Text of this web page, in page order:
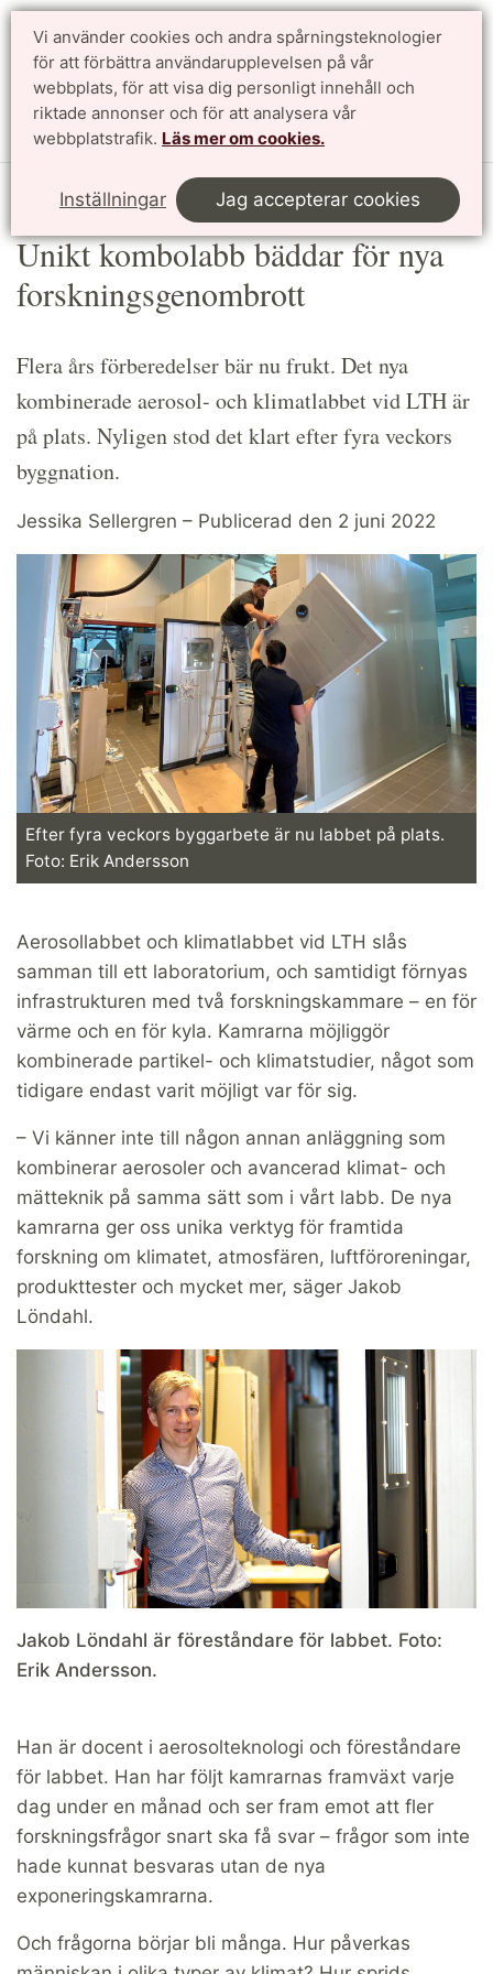
Vi använder cookies och andra spårningsteknologier
för att förbättra användarupplevelsen på vår
webbplats, för att visa dig personligt innehåll och
riktade annonser och för att analysera vår
webbplatstrafik. Läs mer om cookies.
Inställningar Jag accepterar cookies
Sök
Unikt kombolabb bäddar för nya
forskningsgenombrott
Flera års förberedelser bär nu frukt. Det nya
kombinerade aerosol- och klimatlabbet vid LTH är
på plats. Nyligen stod det klart efter fyra veckors
byggnation.
Jessika Sellergren – Publicerad den 2 juni 2022
Efter fyra veckors byggarbete är nu labbet på plats.
Foto: Erik Andersson
Aerosollabbet och klimatlabbet vid LTH slås
samman till ett laboratorium, och samtidigt förnyas
infrastrukturen med två forskningskammare – en för
värme och en för kyla. Kamrarna möjliggör
kombinerade partikel- och klimatstudier, något som
tidigare endast varit möjligt var för sig.
– Vi känner inte till någon annan anläggning som
kombinerar aerosoler och avancerad klimat- och
mätteknik på samma sätt som i vårt labb. De nya
kamrarna ger oss ­unika verktyg för framtida
forskning om klimatet, atmosfären, luftföroreningar,
produkttester och mycket mer, säger Jakob
Löndahl.
Jakob Löndahl är föreståndare för labbet. Foto:
Erik Andersson.
Han är docent i aerosolteknologi och före­ståndare
för labbet. Han har följt kamrarnas framväxt varje
dag under en månad och ser fram emot att fler
forskningsfrågor snart ska få svar – frågor som inte
hade kunnat besvaras utan de nya
exponeringskamrarna.
Och frågorna börjar bli många. Hur påverkas